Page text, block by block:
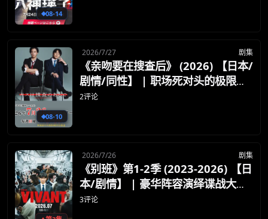
08-14
08-10
2026/7/27 剧集
《亲吻要在搜查后》 (2026) 【日本/
剧情/同性】 | 职场死对头的极限拉
扯 | 年下毒舌精英攻 x 纯情大叔刑
2评论
2026/7/26 剧集
《别班》第1-2季 (2023-2026) 【日
本/剧情】 | 豪华阵容演绎谍战大作
| TBS日剧史上最高制作费神作
3评论